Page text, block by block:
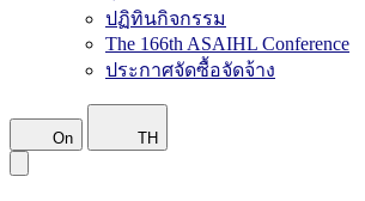
ปฏิทินกิจกรรม
The 166th ASAIHL Conference
ประกาศจัดซื้อจัดจ้าง
On TH